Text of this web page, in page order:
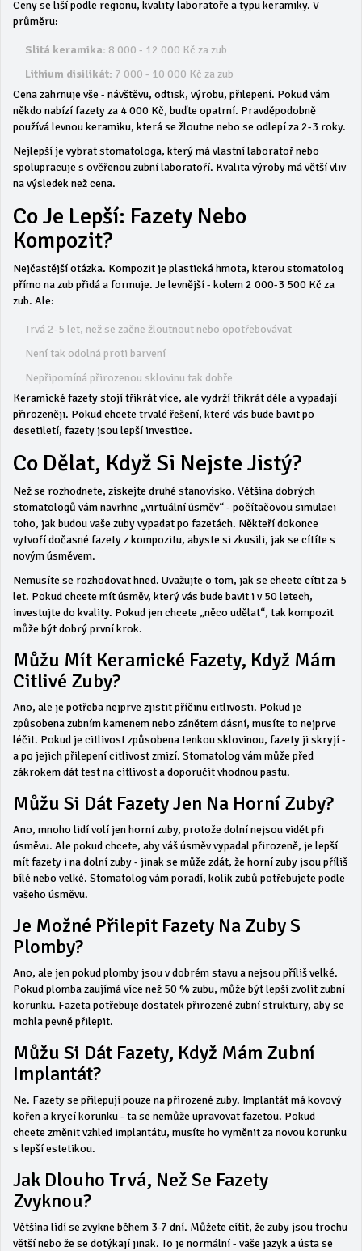
Ceny se liší podle regionu, kvality laboratoře a typu keramiky. V
průměru:
Slitá keramika: 8 000 - 12 000 Kč za zub
Lithium disilikát: 7 000 - 10 000 Kč za zub
Cena zahrnuje vše - návštěvu, odtisk, výrobu, přilepení. Pokud vám
někdo nabízí fazety za 4 000 Kč, buďte opatrní. Pravděpodobně
používá levnou keramiku, která se žloutne nebo se odlepí za 2-3 roky.
Nejlepší je vybrat stomatologa, který má vlastní laboratoř nebo
spolupracuje s ověřenou zubní laboratoří. Kvalita výroby má větší vliv
na výsledek než cena.
Co Je Lepší: Fazety Nebo
Kompozit?
Nejčastější otázka. Kompozit je plastická hmota, kterou stomatolog
přímo na zub přidá a formuje. Je levnější - kolem 2 000-3 500 Kč za
zub. Ale:
Trvá 2-5 let, než se začne žloutnout nebo opotřebovávat
Není tak odolná proti barvení
Nepřipomíná přirozenou sklovinu tak dobře
Keramické fazety stojí třikrát více, ale vydrží třikrát déle a vypadají
přirozeněji. Pokud chcete trvalé řešení, které vás bude bavit po
desetiletí, fazety jsou lepší investice.
Co Dělat, Když Si Nejste Jistý?
Než se rozhodnete, získejte druhé stanovisko. Většina dobrých
stomatologů vám navrhne „virtuální úsměv“ - počítačovou simulaci
toho, jak budou vaše zuby vypadat po fazetách. Někteří dokonce
vytvoří dočasné fazety z kompozitu, abyste si zkusili, jak se cítíte s
novým úsměvem.
Nemusíte se rozhodovat hned. Uvažujte o tom, jak se chcete cítit za 5
let. Pokud chcete mít úsměv, který vás bude bavit i v 50 letech,
investujte do kvality. Pokud jen chcete „něco udělat“, tak kompozit
může být dobrý první krok.
Můžu Mít Keramické Fazety, Když Mám
Citlivé Zuby?
Ano, ale je potřeba nejprve zjistit příčinu citlivosti. Pokud je
způsobena zubním kamenem nebo zánětem dásní, musíte to nejprve
léčit. Pokud je citlivost způsobena tenkou sklovinou, fazety ji skryjí -
a po jejich přilepení citlivost zmizí. Stomatolog vám může před
zákrokem dát test na citlivost a doporučit vhodnou pastu.
Můžu Si Dát Fazety Jen Na Horní Zuby?
Ano, mnoho lidí volí jen horní zuby, protože dolní nejsou vidět při
úsměvu. Ale pokud chcete, aby váš úsměv vypadal přirozeně, je lepší
mít fazety i na dolní zuby - jinak se může zdát, že horní zuby jsou příliš
bílé nebo velké. Stomatolog vám poradí, kolik zubů potřebujete podle
vašeho úsměvu.
Je Možné Přilepit Fazety Na Zuby S
Plomby?
Ano, ale jen pokud plomby jsou v dobrém stavu a nejsou příliš velké.
Pokud plomba zaujímá více než 50 % zubu, může být lepší zvolit zubní
korunku. Fazeta potřebuje dostatek přirozené zubní struktury, aby se
mohla pevně přilepit.
Můžu Si Dát Fazety, Když Mám Zubní
Implantát?
Ne. Fazety se přilepují pouze na přirozené zuby. Implantát má kovový
kořen a krycí korunku - ta se nemůže upravovat fazetou. Pokud
chcete změnit vzhled implantátu, musíte ho vyměnit za novou korunku
s lepší estetikou.
Jak Dlouho Trvá, Než Se Fazety
Zvyknou?
Většina lidí se zvykne během 3-7 dní. Můžete cítit, že zuby jsou trochu
větší nebo že se dotýkají jinak. To je normální - vaše jazyk a ústa se